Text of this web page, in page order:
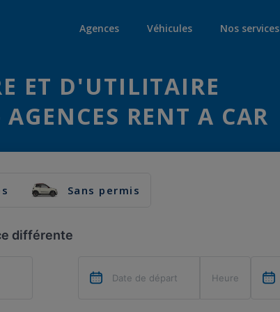
Agences Véhicules Nos services
ET D'UTILITAIRE
RENT A CAR
Sans permis
différente